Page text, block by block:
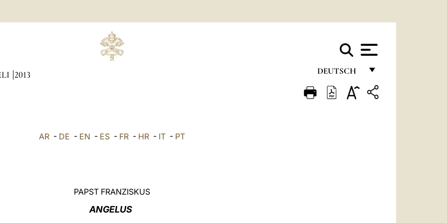
DEUTSCH
FRANÇAIS
2013
AR- DE - EN - ES- FR- HR- IT- PT
PAPST FRANZISKUS
ANGELUS